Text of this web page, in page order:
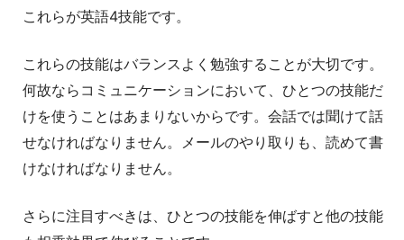
これらが英語4技能です。
これらの技能はバランスよく勉強することが大切です。
何故ならコミュニケーションにおいて、ひとつの技能だ
けを使うことはあまりないからです。会話では聞けて話
せなければなりません。メールのやり取りも、読めて書
けなければなりません。
さらに注目すべきは、ひとつの技能を伸ばすと他の技能